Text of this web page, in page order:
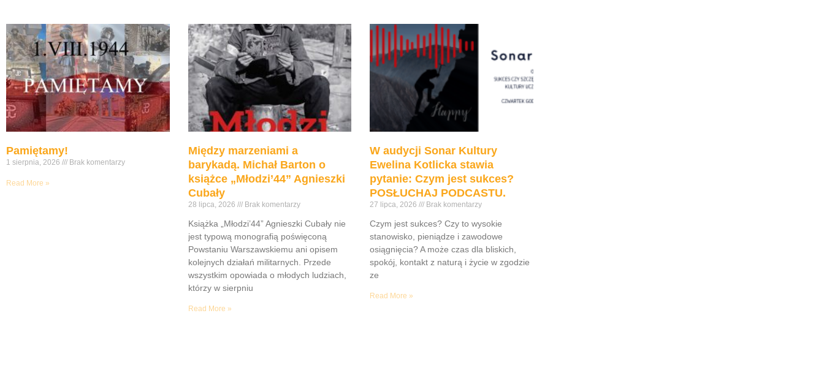
Pamiętamy!
1 sierpnia, 2026 Brak komentarzy
Read More »
Między marzeniami a
barykadą. Michał Barton o
książce „Młodzi’44” Agnieszki
Cubały
28 lipca, 2026 Brak komentarzy
Książka „Młodzi’44” Agnieszki Cubały nie
jest typową monografią poświęconą
Powstaniu Warszawskiemu ani opisem
kolejnych działań militarnych. Przede
wszystkim opowiada o młodych ludziach,
którzy w sierpniu
Read More »
W audycji Sonar Kultury
Ewelina Kotlicka stawia
pytanie: Czym jest sukces?
POSŁUCHAJ PODCASTU.
27 lipca, 2026 Brak komentarzy
Czym jest sukces? Czy to wysokie
stanowisko, pieniądze i zawodowe
osiągnięcia? A może czas dla bliskich,
spokój, kontakt z naturą i życie w zgodzie
ze
Read More »